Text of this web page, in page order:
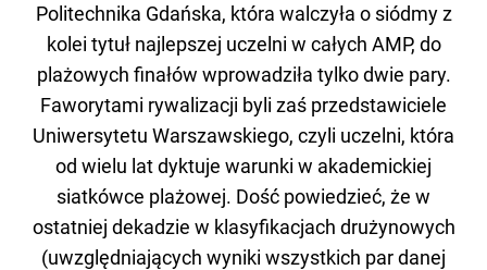
Politechnika Gdańska, która walczyła o siódmy z
kolei tytuł najlepszej uczelni w całych AMP, do
plażowych finałów wprowadziła tylko dwie pary.
Faworytami rywalizacji byli zaś przedstawiciele
Uniwersytetu Warszawskiego, czyli uczelni, która
od wielu lat dyktuje warunki w akademickiej
siatkówce plażowej. Dość powiedzieć, że w
ostatniej dekadzie w klasyfikacjach drużynowych
(uwzględniających wyniki wszystkich par danej